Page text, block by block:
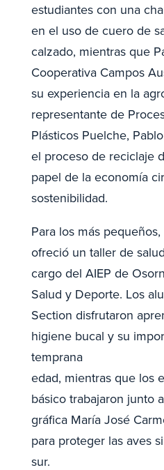
estudiantes con una
en el uso de cuero de
calzado, mientras que
Cooperativa Campos
su experiencia en la
representante de
Plásticos Puelche,
el proceso de reciclaje
papel de la economía
sostenibilidad.
Para los más
ofreció un taller de
cargo del AIEP de
Salud y Deporte. Los
Section disfrutaron
higiene bucal y su
temprana
edad, mientras que los
básico trabajaron junto
gráfica María José
para proteger las aves
sur.